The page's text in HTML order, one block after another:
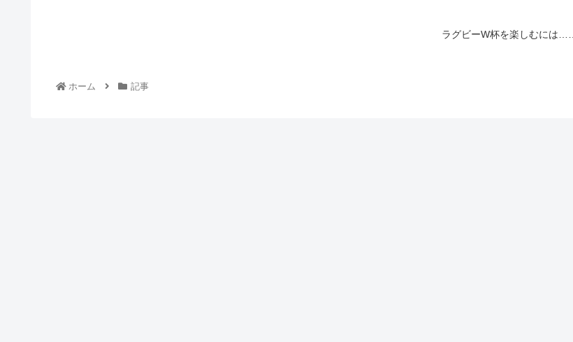
ラグビーW杯を楽しむには……
ホーム 記事